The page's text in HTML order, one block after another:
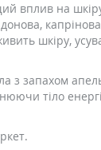
вплив на
шкіру,
з запахом
тіло